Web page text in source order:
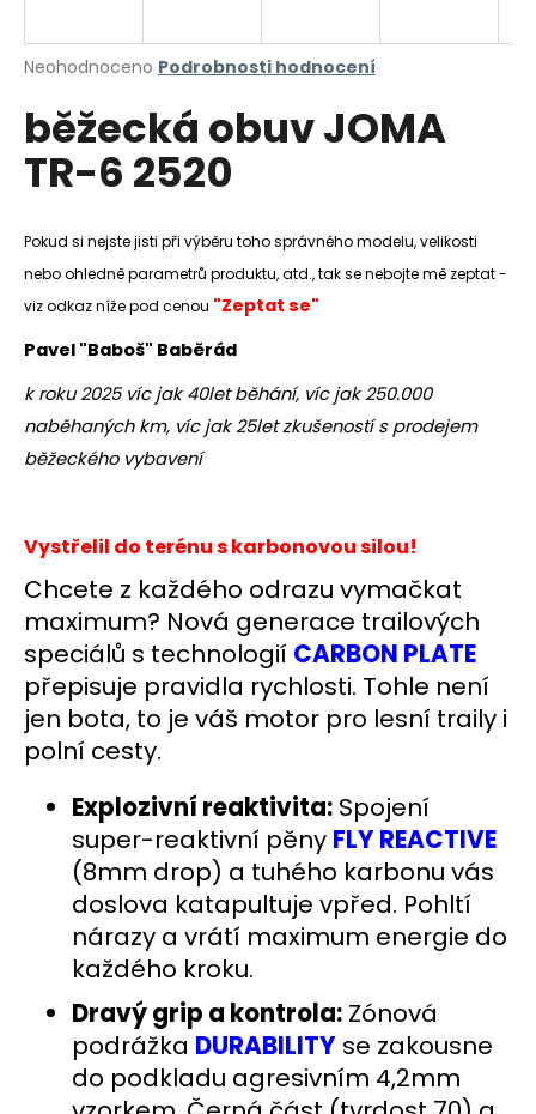
Průměrné
produktu
je
0,0
Neohodnoceno Podrobnosti hodnocení
běžecká obuv JOMA
TR-6 2520
Pokud si nejste jisti při výběru toho správného modelu, velikosti
nebo ohledně parametrů produktu, atd., tak se nebojte mě zeptat -
viz odkaz níže pod cenou "Zeptat se"
Pavel "Baboš" Baběrád
k roku 2025 víc jak 40let běhání, víc jak 250.000
naběhaných km, víc jak 25let zkušeností s prodejem
běžeckého vybavení
Vystřelil do terénu s karbonovou silou!
Chcete z každého odrazu vymačkat
maximum? Nová generace trailových
speciálů s technologií CARBON PLATE
přepisuje pravidla rychlosti. Tohle není
jen bota, to je váš motor pro lesní traily i
polní cesty.
Explozivní reaktivita: Spojení
super-reaktivní pěny FLY REACTIVE
(8mm drop) a tuhého karbonu vás
doslova katapultuje vpřed. Pohltí
nárazy a vrátí maximum energie do
každého kroku.
Dravý grip a kontrola: Zónová
podrážka DURABILITY se zakousne
do podkladu agresivním 4,2mm
j
t
?
HLEDAT
D
o
p
o
č
j
e
m
e
BĚŽECKÉ
BOXERKY
4,5"
Původně: